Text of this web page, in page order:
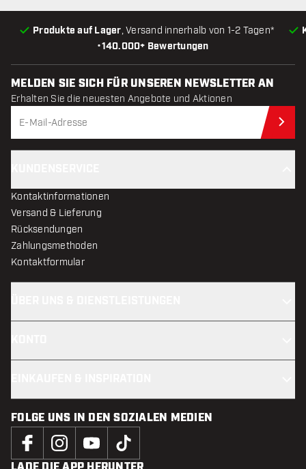
•140.000+ Bewertungen
Produkte auf Lager, Versand innerhalb von 1-2 Tagen*
MELDEN SIE SICH FÜR UNSEREN NEWSLETTER AN
Erhalten Sie die neuesten Angebote und Aktionen
Kontaktinformationen
Versand & Lieferung
Rücksendungen
Zahlungsmethoden
Kontaktformular
FOLGE UNS IN DEN SOZIALEN MEDIEN